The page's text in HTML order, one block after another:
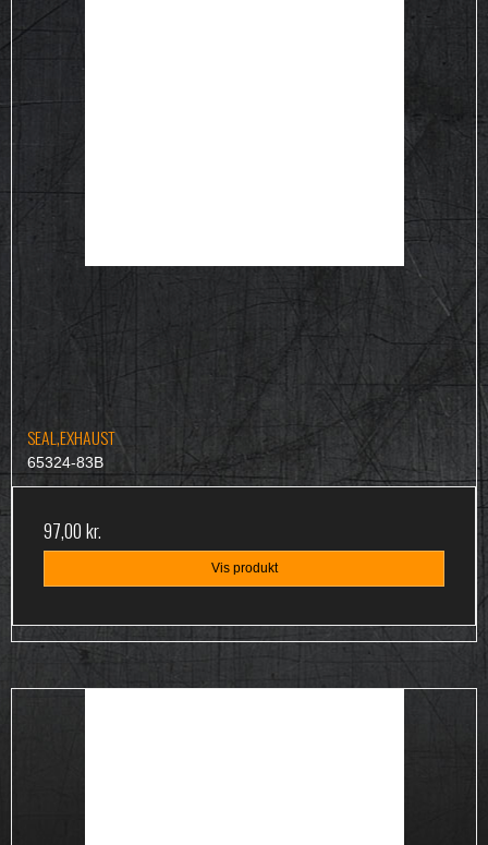
SEAL,EXHAUST
65324-83B
97,00 kr.
Vis produkt